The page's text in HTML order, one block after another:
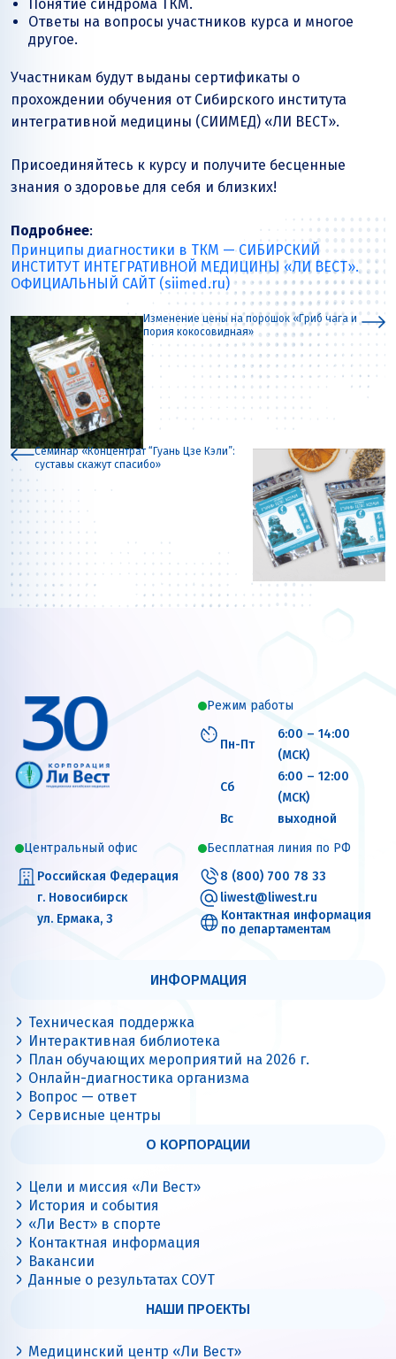
Понятие синдрома ТКМ.
Ответы на вопросы участников курса и многое
другое.
Участникам будут выданы сертификаты о
прохождении обучения от Сибирского института
интегративной медицины (СИИМЕД) «ЛИ ВЕСТ».
Присоединяйтесь к курсу и получите бесценные
знания о здоровье для себя и близких!
Подробнее:
Принципы диагностики в ТКМ — СИБИРСКИЙ
ИНСТИТУТ ИНТЕГРАТИВНОЙ МЕДИЦИНЫ «ЛИ ВЕСТ».
ОФИЦИАЛЬНЫЙ САЙТ (siimed.ru)
Семинар «Концентрат “Гуань Цзе Кэли”:
суставы скажут спасибо»
Изменение цены на порошок «Гриб чага и
пория кокосовидная»
Режим работы
Пн-Пт
6:00 – 14:00
(МСК)
Сб
6:00 – 12:00
(МСК)
Вс
выходной
Центральный офис
Российская Федерация
г. Новосибирск
ул. Ермака, 3
Бесплатная линия по РФ
8 (800) 700 78 33
liwest@liwest.ru
Контактная информация
по департаментам
ИНФОРМАЦИЯ
Техническая поддержка
Интерактивная библиотека
План обучающих мероприятий на 2026 г.
Онлайн-диагностика организма
Вопрос — ответ
Сервисные центры
О КОРПОРАЦИИ
Цели и миссия «Ли Вест»
История и события
«Ли Вест» в спорте
Контактная информация
Вакансии
Данные о результатах СОУТ
НАШИ ПРОЕКТЫ
Медицинский центр «Ли Вест»